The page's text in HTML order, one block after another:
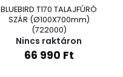
BLUEBIRD T170 TALAJFÚRÓ
SZÁR (Ø100X700mm)
(722000)
Nincs raktáron
66 990 Ft